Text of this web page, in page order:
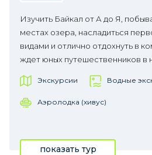
Изучить Байкал от А до Я,
местах озера, насладиться
видами и отлично отдохнуть в
ждет юных путешественников в
Экскурсии Водные
Аэролодка (хивус)
показать тур